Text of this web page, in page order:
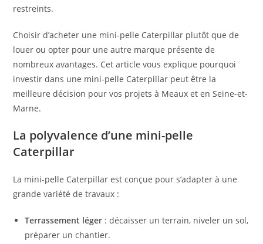
restreints.
Choisir d’acheter une mini-pelle Caterpillar plutôt que de
louer ou opter pour une autre marque présente de
nombreux avantages. Cet article vous explique pourquoi
investir dans une mini-pelle Caterpillar peut être la
meilleure décision pour vos projets à Meaux et en Seine-et-
Marne.
La polyvalence d’une mini-pelle
Caterpillar
La mini-pelle Caterpillar est conçue pour s’adapter à une
grande variété de travaux :
Terrassement léger : décaisser un terrain, niveler un sol,
préparer un chantier.